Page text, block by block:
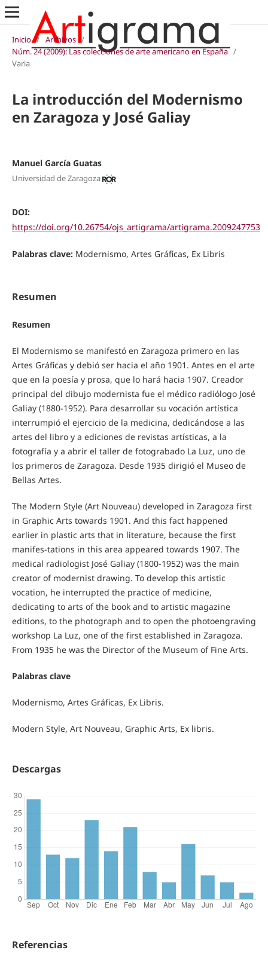
Inicio / Archivos /
Núm. 24 (2009): Las colecciones de arte americano en España /
Varia
La introducción del Modernismo
en Zaragoza y José Galiay
Manuel García Guatas
Universidad de Zaragoza
DOI:
https://doi.org/10.26754/ojs_artigrama/artigrama.2009247753
Palabras clave: Modernismo, Artes Gráficas, Ex Libris
Resumen
Resumen
El Modernismo se manifestó en Zaragoza primero en las
Artes Gráficas y debió ser hacia el año 1901. Antes en el arte
que en la poesía y prosa, que lo hará hacia 1907. Creador
principal del dibujo modernista fue el médico radiólogo José
Galiay (1880-1952). Para desarrollar su vocación artística
interrumpió el ejercicio de la medicina, dedicándose a las
artes del libro y a ediciones de revistas artísticas, a la
fotografía y a abrir el taller de fotograbado La Luz, uno de
los primeros de Zaragoza. Desde 1935 dirigió el Museo de
Bellas Artes.
The Modern Style (Art Nouveau) developed in Zaragoza first
in Graphic Arts towards 1901. And this fact happened
earlier in plastic arts that in literature, because the first
manifes-tations in this area appeared towards 1907. The
medical radiologist José Galiay (1800-1952) was the main
creator of modernist drawing. To develop this artistic
vocation, he interrupted the practice of medicine,
dedicating to arts of the book and to artistic magazine
editions, to the photograph and to open the photoengraving
workshop La Luz, one of the first established in Zaragoza.
From 1935 he was the Director of the Museum of Fine Arts.
Palabras clave
Modernismo, Artes Gráficas, Ex Libris.
Modern Style, Art Nouveau, Graphic Arts, Ex libris.
Descargas
Referencias